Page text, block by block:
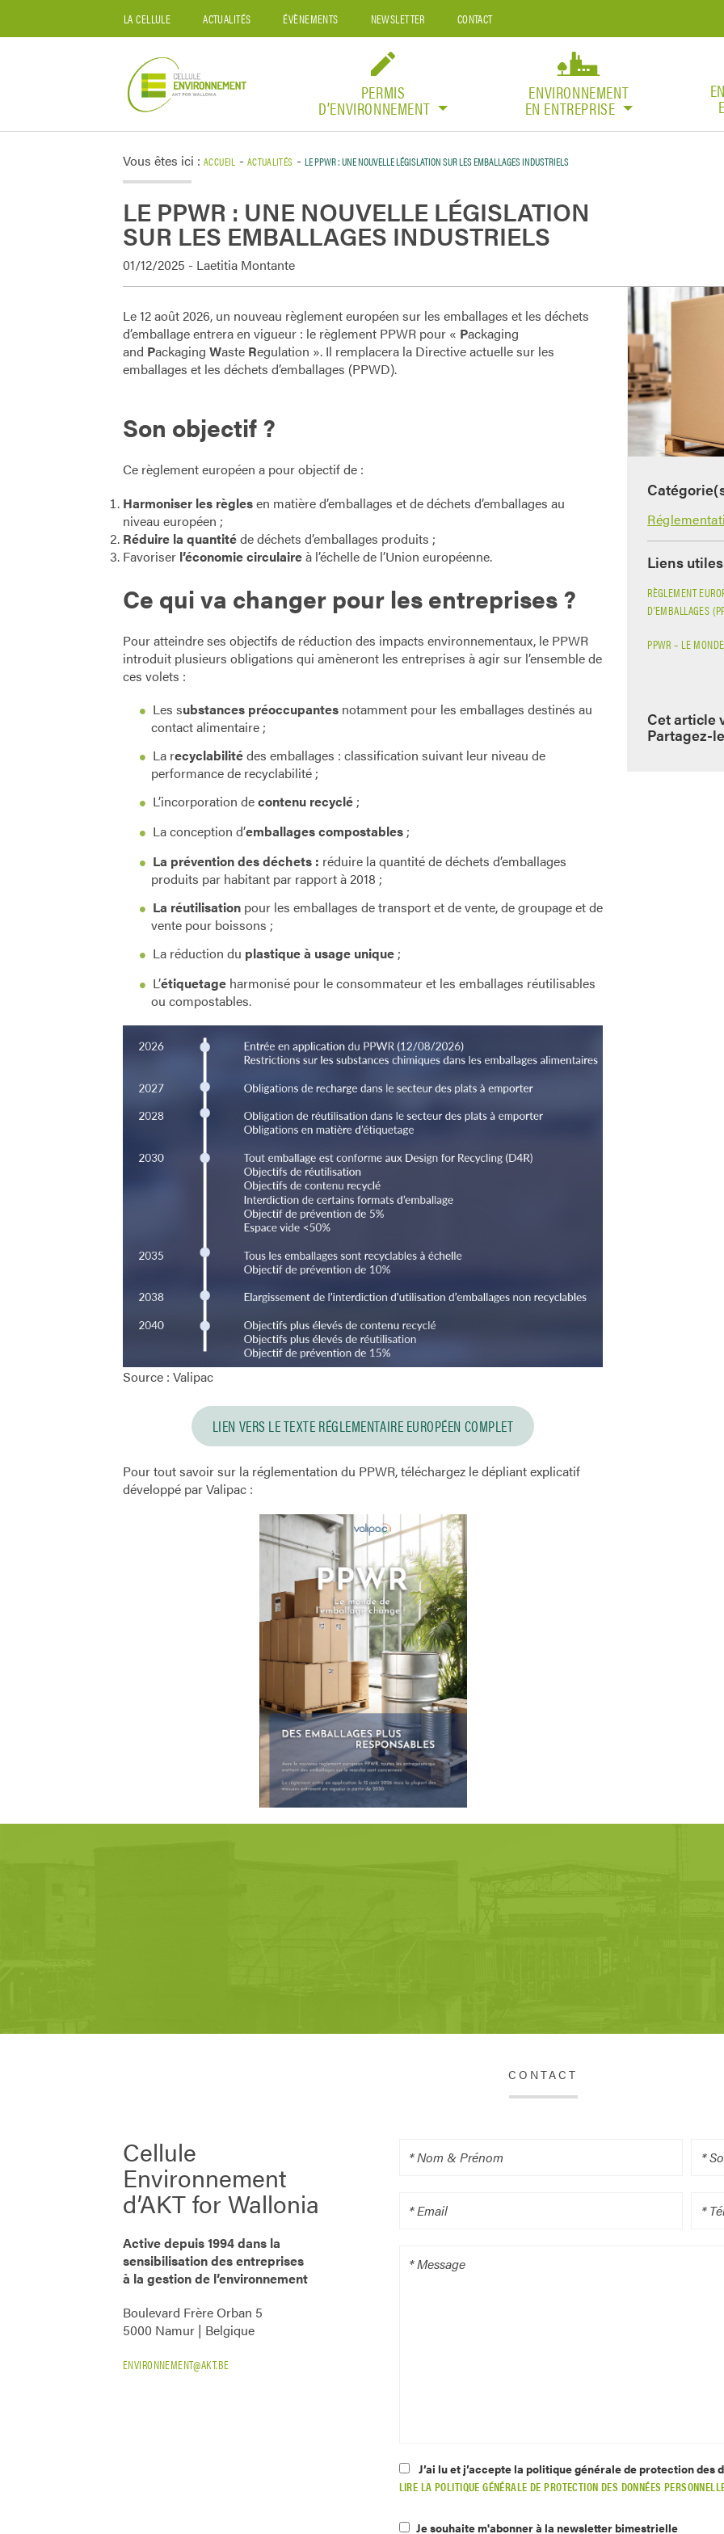
LA CELLULE ACTUALITÉS ÉVÈNEMENTS NEWSLETTER CONTACT
PERMIS
D’ENVIRONNEMENT
ENVIRONNEMENT
EN ENTREPRISE
Vous êtes ici : ACCUEIL - ACTUALITÉS - LE PPWR : UNE NOUVELLE LÉGISLATION SUR LES EMBALLAGES INDUSTRIELS
LE PPWR : UNE NOUVELLE LÉGISLATION
SUR LES EMBALLAGES INDUSTRIELS
01/12/2025 - Laetitia Montante
Le 12 août 2026, un nouveau règlement européen sur les emballages et les déchets
d’emballage entrera en vigueur : le règlement PPWR pour « Packaging
and Packaging Waste Regulation ». Il remplacera la Directive actuelle sur les
emballages et les déchets d’emballages (PPWD).
Son objectif ?
Ce règlement européen a pour objectif de :
Harmoniser les règlesen matière d’emballages et de déchets d’emballages au
niveau européen ;
Réduire la quantitéde déchets d’emballages produits ;
Favoriser l’économie circulaireà l’échelle de l’Union européenne.
Ce qui va changer pour les entreprises ?
Pour atteindre ses objectifs de réduction des impacts environnementaux, le PPWR
introduit plusieurs obligations qui amèneront les entreprises à agir sur l’ensemble de
ces volets :
Les substances préoccupantes notamment pour les emballages destinés au
contact alimentaire ;
La recyclabilitédes emballages : classification suivant leur niveau de
performance de recyclabilité ;
L’incorporation decontenu recyclé ;
La conception d’emballages compostables ;
La prévention des déchets : réduire la quantité de déchets d’emballages
produits par habitant par rapport à 2018 ;
La réutilisation pour les emballages de transport et de vente, de groupage et de
vente pour boissons ;
La réduction du plastique à usage unique ;
L’étiquetage harmonisé pour le consommateur et les emballages réutilisables
ou compostables.
Source : Valipac
LIEN VERS LE TEXTE RÉGLEMENTAIRE EUROPÉEN COMPLET
Pour tout savoir sur la réglementation du PPWR, téléchargez le dépliant explicatif
développé par Valipac :
Liens utiles
RÈGLEMENT
D’EMBALLAGES
PPWR – LE
Cet article
Partagez-
CONTACT
Cellule
Environnement
d’AKT for Wallonia
Active depuis 1994 dans la
sensibilisation des entreprises
à la gestion de l’environnement
Boulevard Frère Orban 5
5000 Namur | Belgique
ENVIRONNEMENT@AKT.BE
J’ai lu et j’accepte la politique générale de protection des
LIRE LA POLITIQUE GÉNÉRALE DE PROTECTION DES DONNÉES
Je souhaite m'abonner à la newsletter bimestrielle